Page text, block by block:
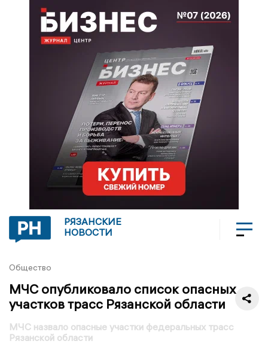
РЯЗАНСКИЕ
НОВОСТИ
Общество
МЧС опубликовало список опасных
участков трасс Рязанской области
МЧС назвало опасные участки федеральных трасс
Рязанской области